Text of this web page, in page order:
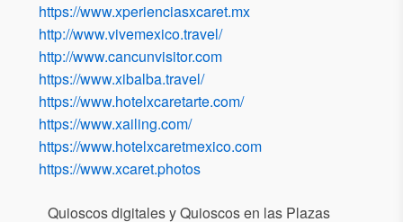
https://www.xperienciasxcaret.mx
http://www.vivemexico.travel/
http://www.cancunvisitor.com
https://www.xibalba.travel/
https://www.hotelxcaretarte.com/
https://www.xailing.com/
https://www.hotelxcaretmexico.com
https://www.xcaret.photos
Quioscos digitales y Quioscos en las Plazas